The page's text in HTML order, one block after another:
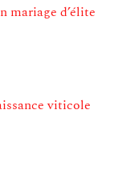
mariage d’élite
viticole